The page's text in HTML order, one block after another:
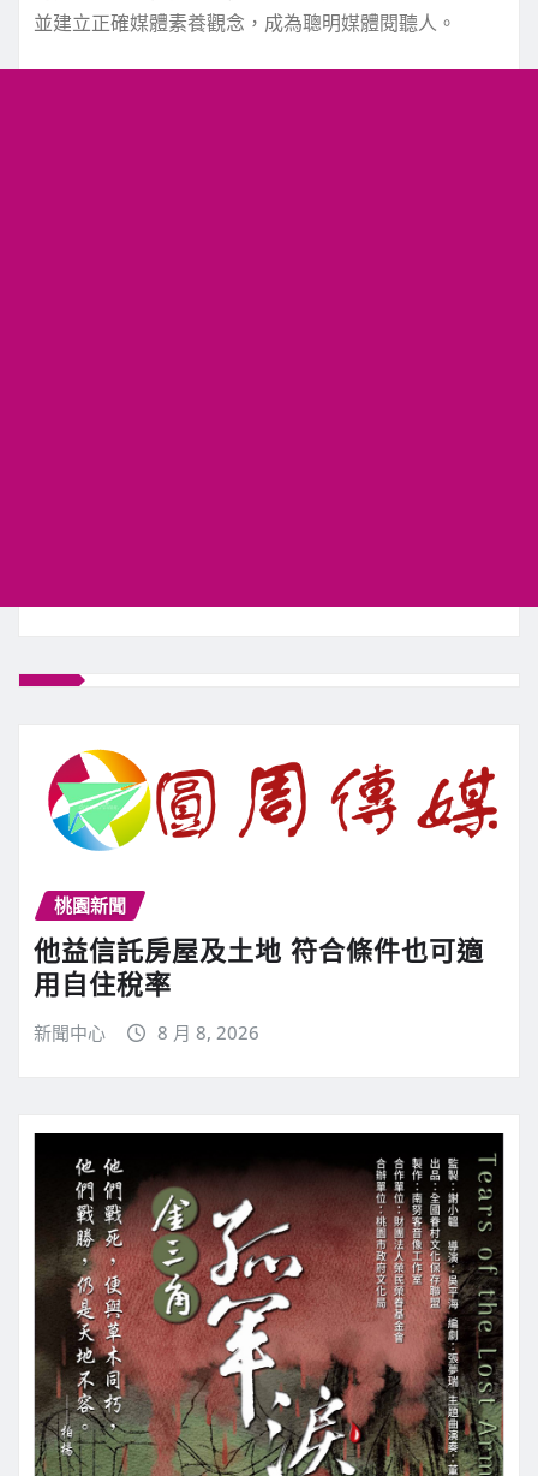
並建立正確媒體素養觀念，成為聰明媒體閱聽人。
桃園新聞
他益信託房屋及土地 符合條件也可適
用自住稅率
新聞中心 8 月 8, 2026